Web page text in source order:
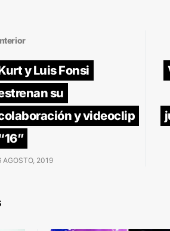
y Luis Fonsi
su
y videoclip
AGOSTO, 2019